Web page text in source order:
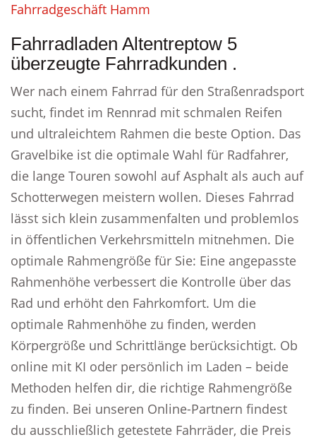
Fahrradgeschäft Hamm
Fahrradladen Altentreptow 5
überzeugte Fahrradkunden .
Wer nach einem Fahrrad für den Straßenradsport
sucht, findet im Rennrad mit schmalen Reifen
und ultraleichtem Rahmen die beste Option. Das
Gravelbike ist die optimale Wahl für Radfahrer,
die lange Touren sowohl auf Asphalt als auch auf
Schotterwegen meistern wollen. Dieses Fahrrad
lässt sich klein zusammenfalten und problemlos
in öffentlichen Verkehrsmitteln mitnehmen. Die
optimale Rahmengröße für Sie: Eine angepasste
Rahmenhöhe verbessert die Kontrolle über das
Rad und erhöht den Fahrkomfort. Um die
optimale Rahmenhöhe zu finden, werden
Körpergröße und Schrittlänge berücksichtigt. Ob
online mit KI oder persönlich im Laden – beide
Methoden helfen dir, die richtige Rahmengröße
zu finden. Bei unseren Online-Partnern findest
du ausschließlich getestete Fahrräder, die Preis